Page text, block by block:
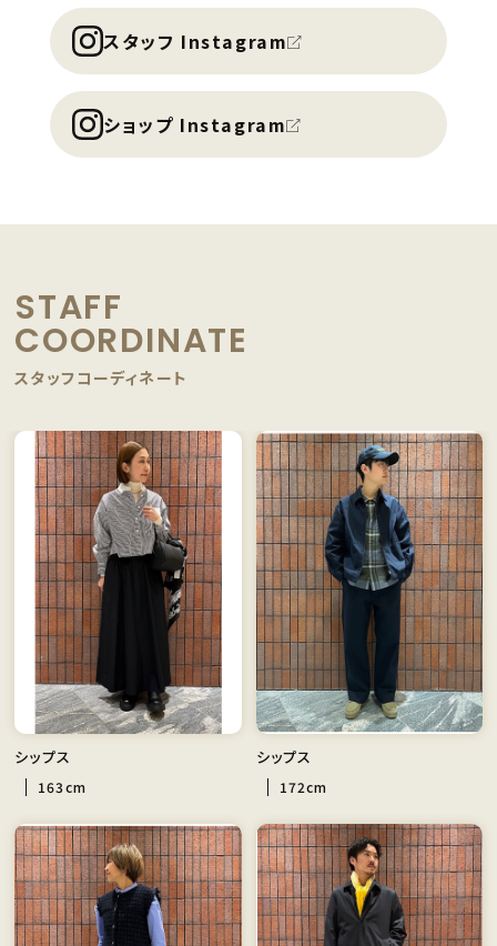
スタッフ Instagram
ショップ Instagram
STAFF
COORDINATE
スタッフコーディネート
シップス
163cm
シップス
172cm